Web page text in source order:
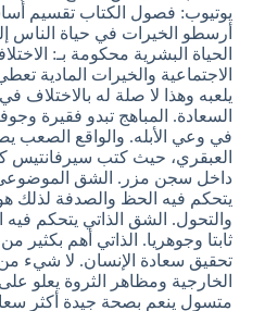
يوتيوب: فصول الكتاب تقسيم
أرسطو الخيرات في حياة الناس
الحياة البشرية محكومة بـ:
الاجتماعية والخيرات المادية
يلعبه وهذا لا صلة له بالاختلاف في
السعادة. المباهج تبدو فقيرة
في وعي الأبله. والواقع الصعب
العبقري، حيث كتب سيرفانتيس
داخل سجن مزر. الشق
يتحكم فيه الحظ والصدفة لذلك هو
والتحول. الشق الذاتي يتحكم فيه
ثابتا وجوهريا. الذاتي أهم
تحقيق سعادة الإنسان. لا شيء
الخارجية ومظاهر الثروة يعلو
متسول ينعم بصحة جيدة أكثر